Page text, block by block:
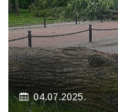
04.07.2025.